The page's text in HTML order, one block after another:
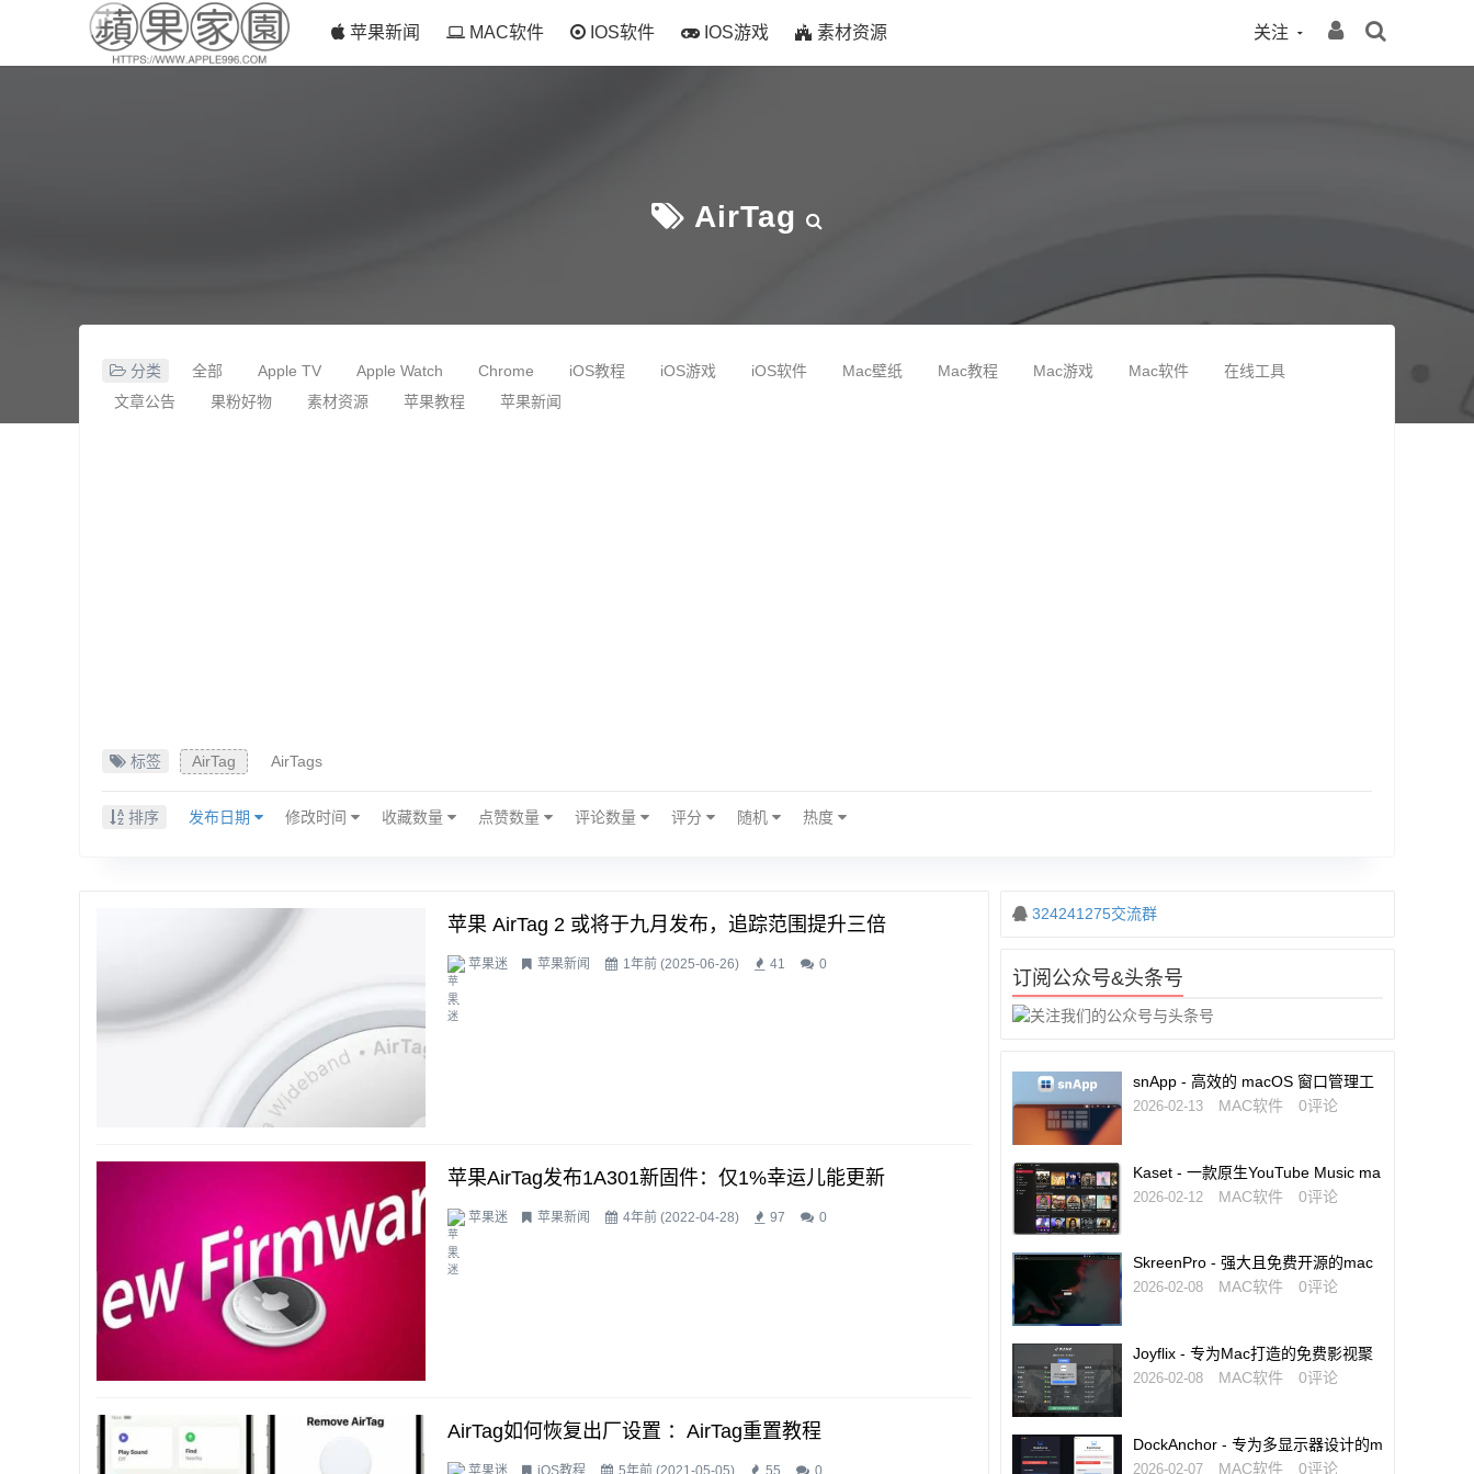
关注
苹果新闻 MAC软件 IOS软件 IOS游戏 素材资源
AirTag
分类 全部 Apple TV Apple Watch Chrome iOS教程 iOS游戏 iOS软件 Mac壁纸 Mac教程 Mac游戏 Mac软件
在线工具
文章公告
果粉好物 素材资源 苹果教程 苹果新闻
标签 AirTag AirTags
排序 发布日期 修改时间 收藏数量 点赞数量 评论数量 评分 随机 热度
苹果 AirTag 2 或将于九月发布，追踪范围提升三倍
苹果迷 苹果新闻 1年前 (2025-06-26) 41 0
...
苹果AirTag发布1A301新固件：仅1%幸运儿能更新
苹果迷 苹果新闻 4年前 (2022-04-28) 97 0
...
AirTag如何恢复出厂设置 ：AirTag重置教程
苹果迷 iOS教程 5年前 (2021-05-05) 55 0
324241275交流群
订阅公众号&头条号
snApp - 高效的 macOS 窗口管理工
具
2026-02-13 MAC软件 0评论
Kaset - 一款原生YouTube Music ma
cOS客户端
2026-02-12 MAC软件 0评论
SkreenPro - 强大且免费开源的mac
OS截图编辑工具
2026-02-08 MAC软件 0评论
Joyflix - 专为Mac打造的免费影视聚
合与电视直播工具
2026-02-08 MAC软件 0评论
DockAnchor - 专为多显示器设计的m
acOS Dock固定工具
2026-02-07 MAC软件 0评论